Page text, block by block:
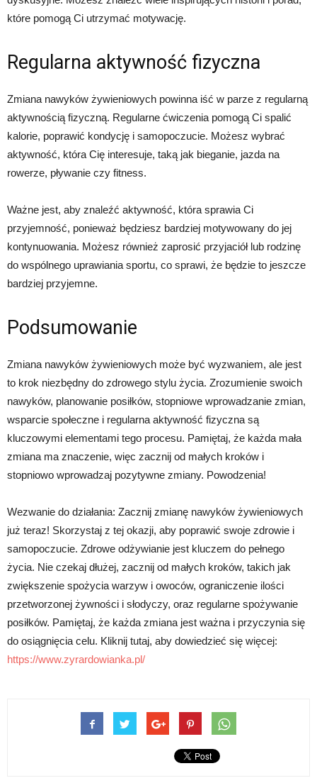
które pomogą Ci utrzymać motywację.
Regularna aktywność fizyczna
Zmiana nawyków żywieniowych powinna iść w parze z regularną
aktywnością fizyczną. Regularne ćwiczenia pomogą Ci spalić
kalorie, poprawić kondycję i samopoczucie. Możesz wybrać
aktywność, która Cię interesuje, taką jak bieganie, jazda na
rowerze, pływanie czy fitness.
Ważne jest, aby znaleźć aktywność, która sprawia Ci
przyjemność, ponieważ będziesz bardziej motywowany do jej
kontynuowania. Możesz również zaprosić przyjaciół lub rodzinę
do wspólnego uprawiania sportu, co sprawi, że będzie to jeszcze
bardziej przyjemne.
Podsumowanie
Zmiana nawyków żywieniowych może być wyzwaniem, ale jest
to krok niezbędny do zdrowego stylu życia. Zrozumienie swoich
nawyków, planowanie posiłków, stopniowe wprowadzanie zmian,
wsparcie społeczne i regularna aktywność fizyczna są
kluczowymi elementami tego procesu. Pamiętaj, że każda mała
zmiana ma znaczenie, więc zacznij od małych kroków i
stopniowo wprowadzaj pozytywne zmiany. Powodzenia!
Wezwanie do działania: Zacznij zmianę nawyków żywieniowych
już teraz! Skorzystaj z tej okazji, aby poprawić swoje zdrowie i
samopoczucie. Zdrowe odżywianie jest kluczem do pełnego
życia. Nie czekaj dłużej, zacznij od małych kroków, takich jak
zwiększenie spożycia warzyw i owoców, ograniczenie ilości
przetworzonej żywności i słodyczy, oraz regularne spożywanie
posiłków. Pamiętaj, że każda zmiana jest ważna i przyczynia się
do osiągnięcia celu. Kliknij tutaj, aby dowiedzieć się więcej:
https://www.zyrardowianka.pl/